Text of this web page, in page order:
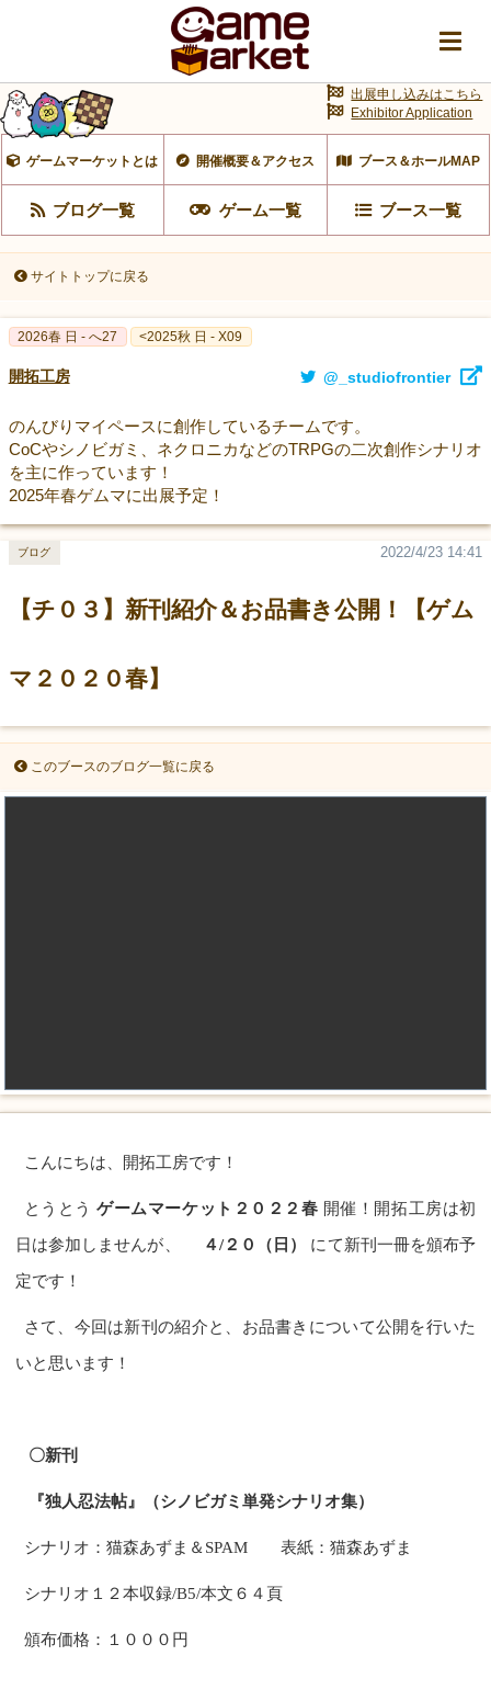
ゲームマーケットとは 開催概要＆アクセス ブース＆ホールMAP
ブログ一覧 ゲーム一覧 ブース一覧
出展申し込みはこちら
Exhibitor Application
サイトトップに戻る
2026春 日 - へ27 <2025秋 日 - X09
開拓工房 @_studiofrontier
のんびりマイペースに創作しているチームです。
CoCやシノビガミ、ネクロニカなどのTRPGの二次創作シナリオ
を主に作っています！
2025年春ゲムマに出展予定！
【チ０３】新刊紹介＆お品書き公開！【ゲム
マ２０２０春】
2022/4/23 14:41
ブログ
このブースのブログ一覧に戻る
こんにちは、開拓工房です！
とうとう ゲームマーケット２０２２春 開催！開拓工房は初
日は参加しませんが、 ４/２０（日） にて新刊一冊を頒布予
定です！
さて、今回は新刊の紹介と、お品書きについて公開を行いた
いと思います！
〇新刊
『独人忍法帖』（シノビガミ単発シナリオ集）
シナリオ：猫森あずま＆SPAM 表紙：猫森あずま
シナリオ１２本収録/B5/本文６４頁
頒布価格：１０００円